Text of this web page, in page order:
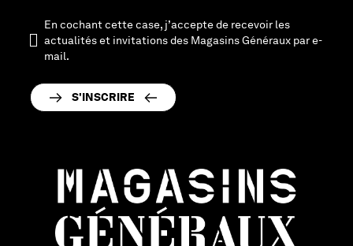
En cochant cette case, j’accepte de recevoir les
actualités et invitations des Magasins Généraux par e-
mail.
S'INSCRIRE